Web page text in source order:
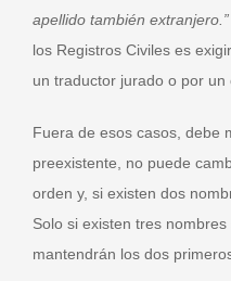
apellido también extranjero.”
los Registros Civiles es
un traductor jurado o por un
Fuera de esos casos, debe
preexistente, no puede
orden y, si existen dos
Solo si existen tres
mantendrán los dos